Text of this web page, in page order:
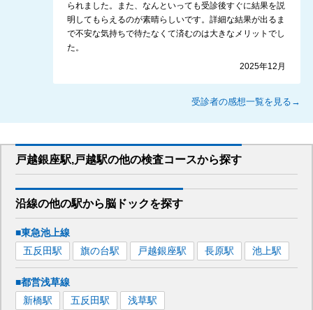
られました。また、なんといっても受診後すぐに結果を説
明してもらえるのが素晴らしいです。詳細な結果が出るま
で不安な気持ちで待たなくて済むのは大きなメリットでし
た。
2025年12月
受診者の感想一覧を見る→
戸越銀座駅,戸越駅の他の検査コースから探す
沿線の他の駅から脳ドックを探す
■東急池上線
五反田駅 旗の台駅 戸越銀座駅 長原駅 池上駅
■都営浅草線
新橋駅 五反田駅 浅草駅